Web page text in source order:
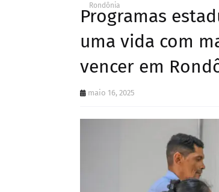
Rondônia
Programas
uma vida com
vencer em
maio 16, 2025